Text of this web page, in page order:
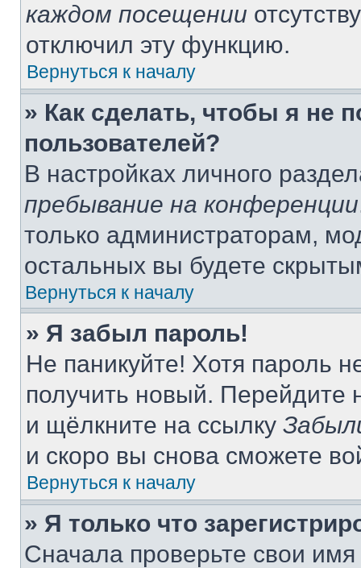
каждом посещении
отключил эту функцию.
Вернуться к началу
» Как сделать, чтобы я не
пользователей?
В настройках личного
пребывание на конференции
только администраторам,
остальных вы будете
Вернуться к началу
» Я забыл пароль!
Не паникуйте! Хотя пароль
получить новый. Перейдите
и щёлкните на ссылку
и скоро вы снова сможете
Вернуться к началу
» Я только что
Сначала проверьте свои